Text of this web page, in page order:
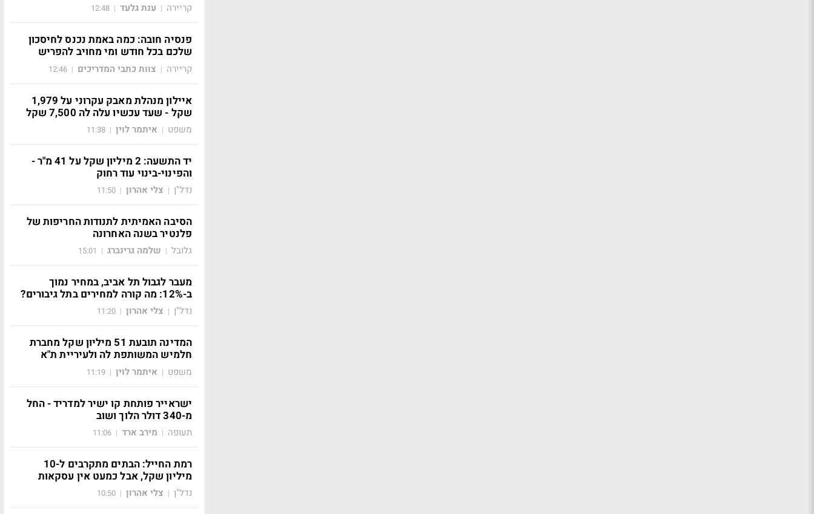
קריירה | ענת גלעד |
12:48
פנסיה חובה: כמה באמת נכנס לחיסכון
שלכם בכל חודש ומי מחויב להפריש
קריירה | צוות כתבי המדריכים |
12:46
איילון מנהלת מאבק עקרוני על 1,979
שקל - שעד עכשיו עלה לה 7,500 שקל
משפט | איתמר לוין |
11:38
יד התשעה: 2 מיליון שקל על 41 מ"ר -
והפינוי-בינוי עוד רחוק
נדל"ן | צלי אהרון |
11:50
הסיבה האמיתית לתנודות החריפות של
פלנטיר בשנה האחרונה
גלובל | שלמה גרינברג |
15:01
מעבר לגבול תל אביב, במחיר נמוך
ב-12%: מה קורה למחירים בתל גיבורים?
נדל"ן | צלי אהרון |
11:20
המדינה תובעת 51 מיליון שקל מחברת
חלמיש המשותפת לה ולעיריית ת"א
משפט | איתמר לוין |
11:19
ישראייר פותחת קו ישיר למדריד - החל
מ-340 דולר הלוך ושוב
תעופה | מירב ארד |
11:06
רמת החייל: הבתים מתקרבים ל-10
מיליון שקל, אבל כמעט אין עסקאות
נדל"ן | צלי אהרון |
10:50